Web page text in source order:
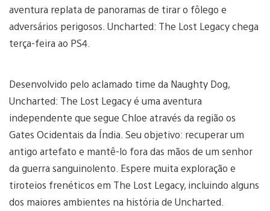
aventura replata de panoramas de tirar o fôlego e
adversários perigosos. Uncharted: The Lost Legacy chega
terça-feira ao PS4.
Desenvolvido pelo aclamado time da Naughty Dog,
Uncharted: The Lost Legacy é uma aventura
independente que segue Chloe através da região os
Gates Ocidentais da Índia. Seu objetivo: recuperar um
antigo artefato e mantê-lo fora das mãos de um senhor
da guerra sanguinolento. Espere muita exploração e
tiroteios frenéticos em The Lost Legacy, incluindo alguns
dos maiores ambientes na história de Uncharted.